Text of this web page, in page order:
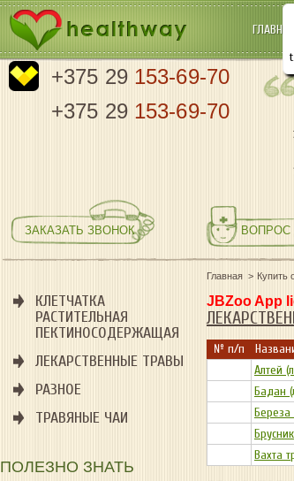
ГЛАВНАЯ
+375 29 153-69-70
+375 29 153-69-70
ЗАКАЗАТЬ ЗВОНОК ВОПРОС
КЛЕТЧАТКА
РАСТИТЕЛЬНАЯ
ПЕКТИНОСОДЕРЖАЩАЯ
ЛЕКАРСТВЕННЫЕ ТРАВЫ
РАЗНОЕ
ТРАВЯНЫЕ ЧАИ
ПОЛЕЗНО ЗНАТЬ
Главная Купить
JBZoo App
№ п/п
Алтей
Бадан
Береза
Вахта